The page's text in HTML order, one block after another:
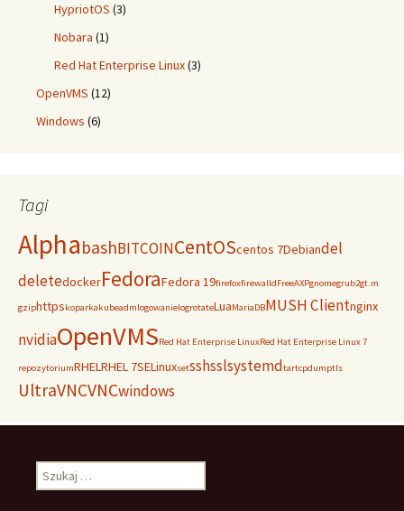
HypriotOS (3)
Nobara (1)
Red Hat Enterprise Linux(3)
OpenVMS (12)
Windows (6)
Tagi
AlphabashBITCOINCentOScentos 7Debiandel
deletedockerFedoraFedora 19firefoxfirewalldFreeAXPgnomegrub2gt.m
gziphttpskoparkakubeadmlogowanielogrotateLuaMariaDBMUSH Clientnginx
nvidiaOpenVMSRed Hat Enterprise LinuxRed Hat Enterprise Linux 7
repozytoriumRHELRHEL 7SELinuxsetsshsslsystemdtartcpdumptls
UltraVNCVNCwindows
Szukaj: